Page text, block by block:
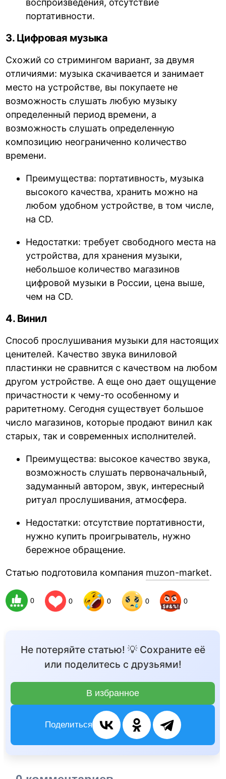
воспроизведения, отсутствие
портативности.
3. Цифровая музыка
Схожий со стримингом вариант, за двумя
отличиями: музыка скачивается и занимает
место на устройстве, вы покупаете не
возможность слушать любую музыку
определенный период времени, а
возможность слушать определенную
композицию неограниченно количество
времени.
Преимущества: портативность, музыка
высокого качества, хранить можно на
любом удобном устройстве, в том числе,
на CD.
Недостатки: требует свободного места на
устройства, для хранения музыки,
небольшое количество магазинов
цифровой музыки в России, цена выше,
чем на CD.
4. Винил
Способ прослушивания музыки для настоящих
ценителей. Качество звука виниловой
пластинки не сравнится с качеством на любом
другом устройстве. А еще оно дает ощущение
причастности к чему-то особенному и
раритетному. Сегодня существует большое
число магазинов, которые продают винил как
старых, так и современных исполнителей.
Преимущества: высокое качество звука,
возможность слушать первоначальный,
задуманный автором, звук, интересный
ритуал прослушивания, атмосфера.
Недостатки: отсутствие портативности,
нужно купить проигрыватель, нужно
бережное обращение.
Статью подготовила компания muzon-market.
0 0 0 0 0
Не потеряйте статью! 💡 Сохраните её
или поделитесь с друзьями!
В избранное
Поделиться